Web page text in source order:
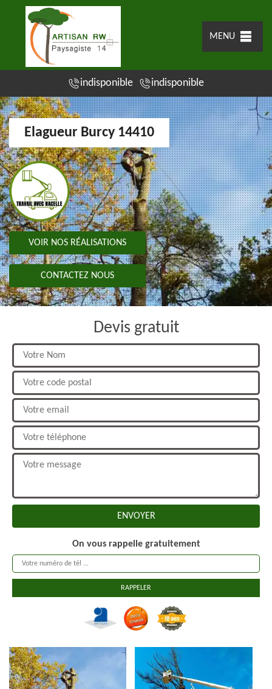
MENU
indisponible indisponible
Elagueur Burcy 14410
VOIR NOS RÉALISATIONS
CONTACTEZ NOUS
Devis gratuit
On vous rappelle gratuitement